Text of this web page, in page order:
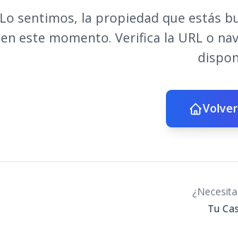
Lo sentimos, la propiedad que estás
en este momento. Verifica la URL o
Tu